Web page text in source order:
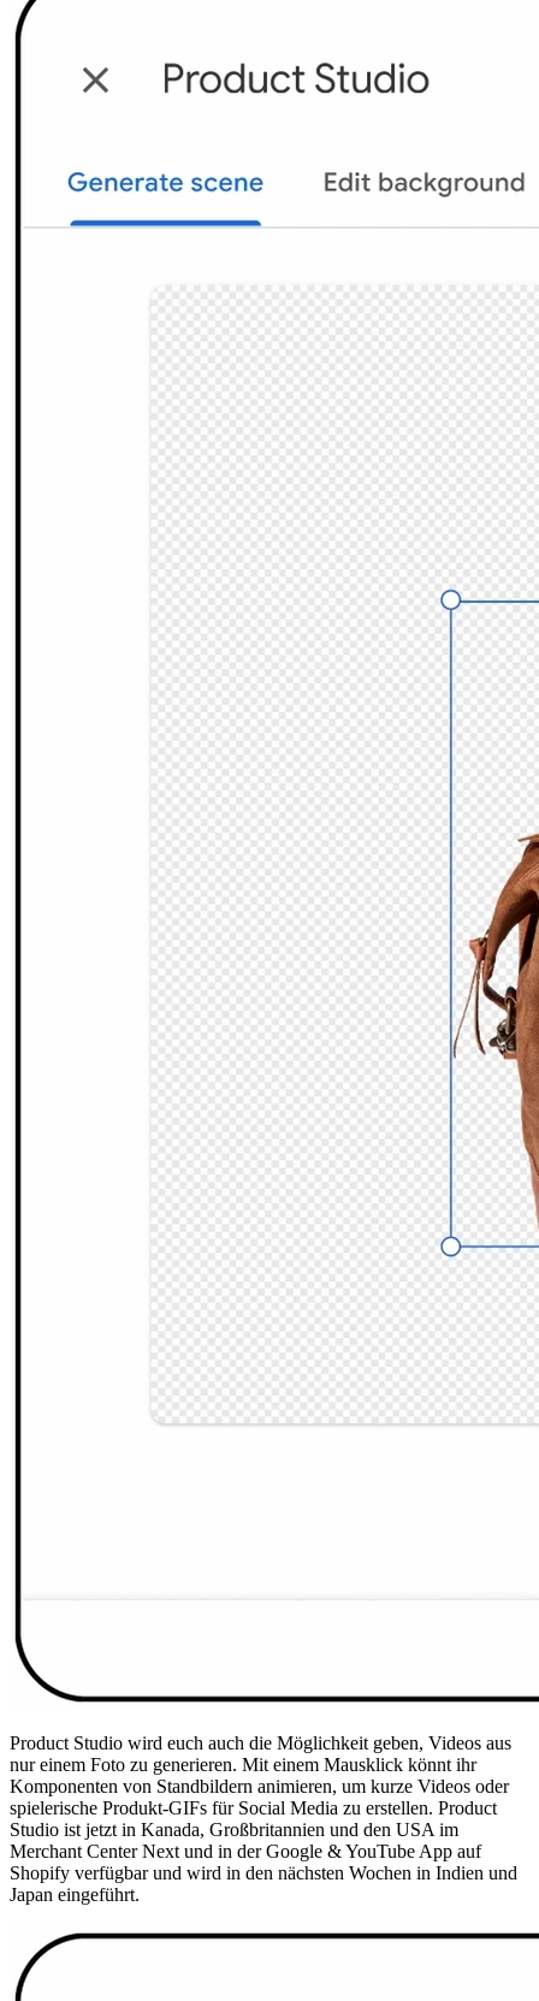
Product Studio wird euch auch die Möglichkeit geben, Videos aus
nur einem Foto zu generieren. Mit einem Mausklick könnt ihr
Komponenten von Standbildern animieren, um kurze Videos oder
spielerische Produkt-GIFs für Social Media zu erstellen. Product
Studio ist jetzt in Kanada, Großbritannien und den USA im
Merchant Center Next und in der Google & YouTube App auf
Shopify verfügbar und wird in den nächsten Wochen in Indien und
Japan eingeführt.